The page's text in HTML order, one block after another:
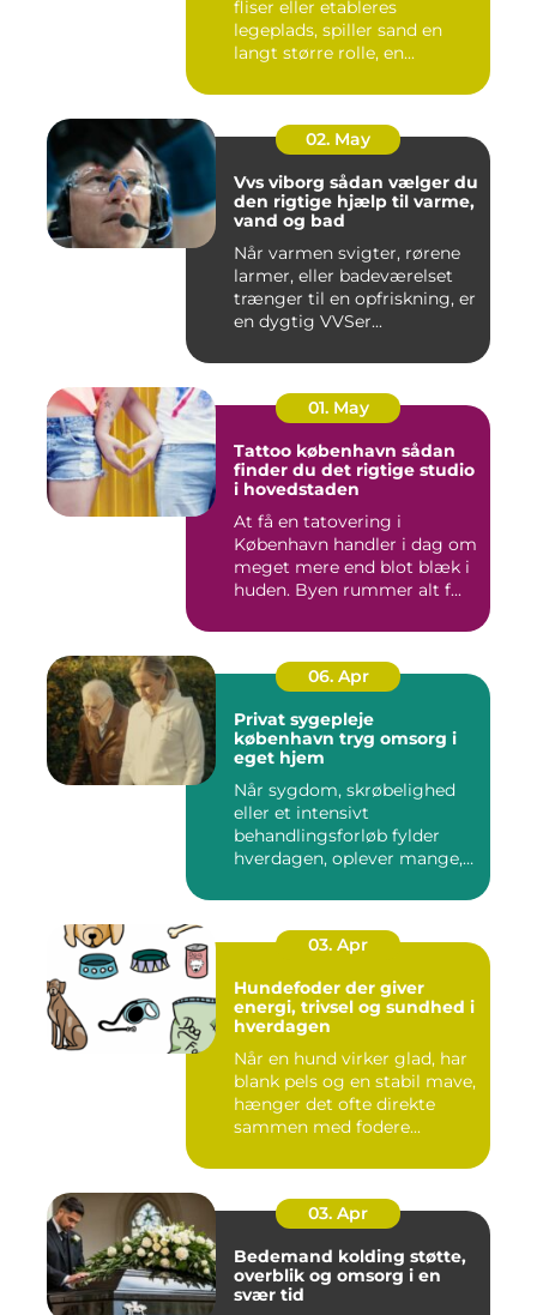
fliser eller etableres
legeplads, spiller sand en
langt større rolle, en...
02. May
Vvs viborg sådan vælger du
den rigtige hjælp til varme,
vand og bad
Når varmen svigter, rørene
larmer, eller badeværelset
trænger til en opfriskning, er
en dygtig VVSer...
01. May
Tattoo københavn sådan
finder du det rigtige studio
i hovedstaden
At få en tatovering i
København handler i dag om
meget mere end blot blæk i
huden. Byen rummer alt f...
06. Apr
Privat sygepleje
københavn tryg omsorg i
eget hjem
Når sygdom, skrøbelighed
eller et intensivt
behandlingsforløb fylder
hverdagen, oplever mange,
03. Apr
Hundefoder der giver
energi, trivsel og sundhed i
hverdagen
Når en hund virker glad, har
blank pels og en stabil mave,
hænger det ofte direkte
sammen med fodere...
03. Apr
Bedemand kolding støtte,
overblik og omsorg i en
svær tid